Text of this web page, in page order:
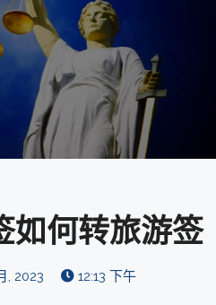
如何转旅游签
, 2023 12:13 下午